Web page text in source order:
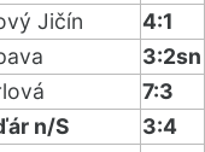
Jičín
4:1
3:2sn
7:3
n/S
3:4